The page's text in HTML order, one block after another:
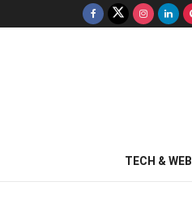
TECH & WEB